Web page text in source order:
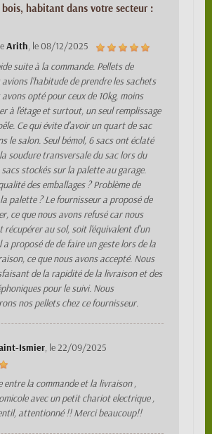
bois, habitant dans votre secteur :
Arith, le08/12/2025
suite à la commande. Pellets de
l'habitude de prendre les sachets
avons opté pour ceux de 10kg, moins
à l'étage et surtout, un seul remplissage
Ce qui évite d'avoir un quart de sac
le salon. Seul bémol, 6 sacs ont éclaté
soudure transversale du sac lors du
stockés sur la palette au garage.
des emballages ? Problème de
palette ? Le fournisseur a proposé de
ce que nous avons refusé car nous
récupérer au sol, soit l'équivalent d'un
a proposé de de faire un geste lors de la
ce que nous avons accepté. Nous
de la rapidité de la livraison et des
pour le suivi. Nous
nos pellets chez ce fournisseur.
Ismier, le22/09/2025
entre la commande et la livraison ,
avec un petit chariot electrique ,
attentionné !! Merci beaucoup!!